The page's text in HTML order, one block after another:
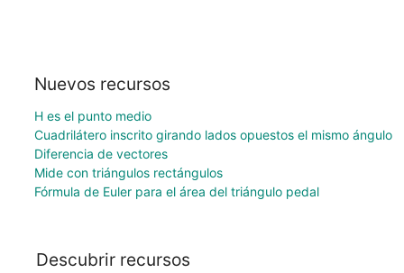
Nuevos recursos
H es el punto medio
Cuadrilátero inscrito girando lados opuestos el mismo ángulo
Diferencia de vectores
Mide con triángulos rectángulos
Fórmula de Euler para el área del triángulo pedal
Descubrir recursos